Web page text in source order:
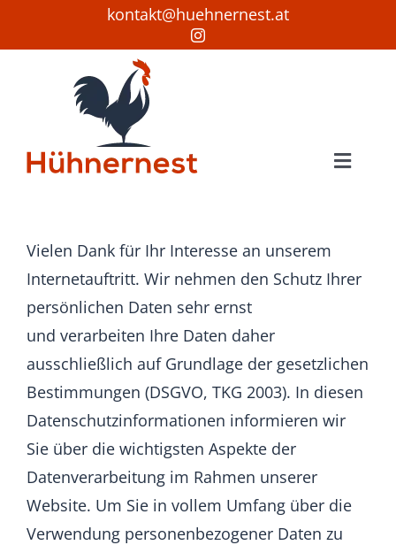
kontakt@huehnernest.at
Toggle
Hühner
Bruteier
Verkauf
Wissenswertes
Sonstiges
Vielen Dank für Ihr Interesse an unserem
Internetauftritt. Wir nehmen den Schutz Ihrer
persönlichen Daten sehr ernst
und verarbeiten Ihre Daten daher
ausschließlich auf Grundlage der gesetzlichen
Bestimmungen (DSGVO, TKG 2003). In diesen
Datenschutzinformationen informieren wir
Sie über die wichtigsten Aspekte der
Datenverarbeitung im Rahmen unserer
Website. Um Sie in vollem Umfang über die
Verwendung personenbezogener Daten zu